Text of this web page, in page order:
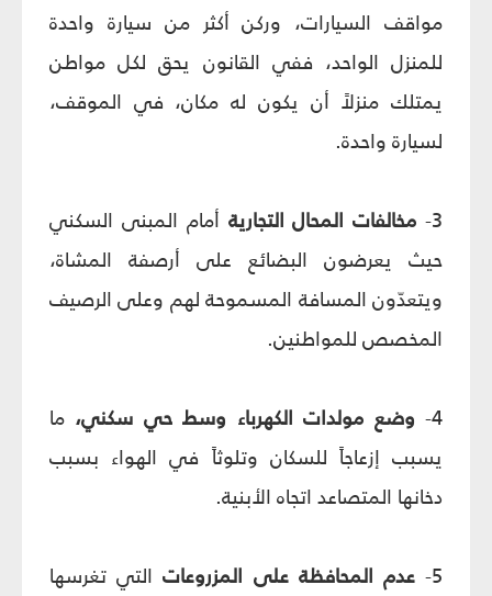
مواقف السيارات، وركن أكثر من سيارة واحدة
للمنزل الواحد، ففي القانون يحق لكل مواطن
يمتلك منزلاً أن يكون له مكان، في الموقف،
لسيارة واحدة.
3- مخالفات المحال التجارية أمام المبنى السكني
حيث يعرضون البضائع على أرصفة المشاة،
ويتعدّون المسافة المسموحة لهم وعلى الرصيف
المخصص للمواطنين.
4- وضع مولدات الكهرباء وسط حي سكني، ما
يسبب إزعاجاً للسكان وتلوثاً في الهواء بسبب
دخانها المتصاعد اتجاه الأبنية.
5- عدم المحافظة على المزروعاتالتي تغرسها